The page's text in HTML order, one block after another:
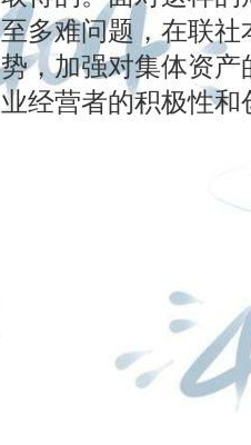
至多难问题，在联
势，加强对集体资
业经营者的积极性